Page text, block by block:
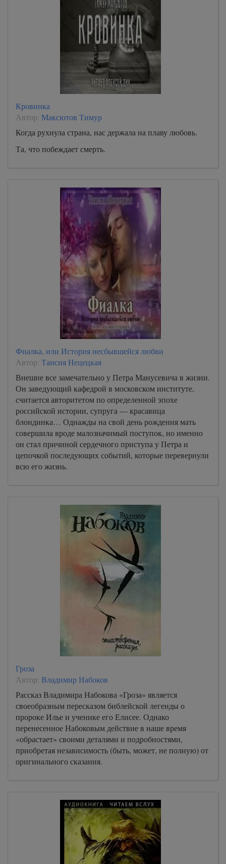
Кровинка
Автор: Максютов Тимур
Когда рухнула страна, нас держала на плаву любовь.
Та, что побеждает смерть.
Фиалка, или История несбывшейся любви
Автор: Таисия Нецецкая
Внешне все замечательно у Петра Манусевича в жизни.
Он заведующий кафедрой в московском институте,
считается авторитетом по определенной эпохе
российской истории, супруга — красавица
блондинка… Однажды на свой день рождения мать
совершила вроде малозначимый поступок, но именно
он стал причиной сердечного приступа у Петра и
цепочкой последующих событий, которые перевернули
всю его жизнь.
Гроза
Автор: Владимир Набоков
Рассказ Владимира Набокова «Гроза» является
своеобразным пересказом библейской легенды о
пророке Илье и ученике его Елисее. Однако
перенесенное Набоковым действие в наше время
«обрастает» своими деталями и подробностями,
приобретая независимость (быть, может, не полную) от
оригинального сказания.